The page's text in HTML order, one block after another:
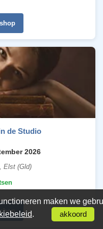
de Studio
2026
Elst (Gld)
maken we
. akkoord